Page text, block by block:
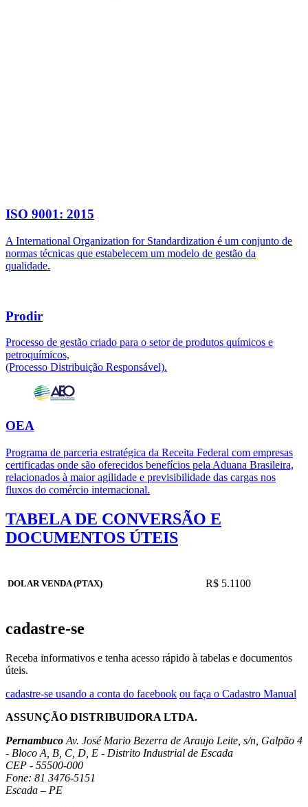
ISO 9001: 2015
A International Organization for Standardization é um conjunto de
normas técnicas que estabelecem um modelo de gestão da
qualidade.
Prodir
Processo de gestão criado para o setor de produtos químicos e
petroquímicos,
(Processo Distribuição Responsável).
OEA
Programa de parceria estratégica da Receita Federal com empresas
certificadas onde são oferecidos benefícios pela Aduana Brasileira,
relacionados à maior agilidade e previsibilidade das cargas nos
fluxos do comércio internacional.
TABELA DE CONVERSÃO E
DOCUMENTOS ÚTEIS
DOLAR VENDA (PTAX) R$ 5.1100
cadastre-se
Receba informativos e tenha acesso rápido à tabelas e documentos
úteis.
cadastre-se usando a conta do facebook ou faça o Cadastro Manual
ASSUNÇÃO DISTRIBUIDORA LTDA.
Pernambuco Av. José Mario Bezerra de Araujo Leite, s/n, Galpão 4
- Bloco A, B, C, D, E - Distrito Industrial de Escada
CEP - 55500-000
Fone: 81 3476-5151
Escada – PE